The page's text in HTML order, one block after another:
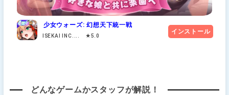
少女ウォーズ: 幻想天下統一戦
ISEKAI INC.... ★5.0
インストール
どんなゲームかスタッフが解説！